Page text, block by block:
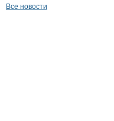
Все новости